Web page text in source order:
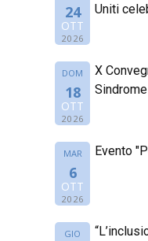
24
OTT
2026
Uniti
DOM
18
OTT
2026
X
MAR
6
OTT
2026
Evento
GIO